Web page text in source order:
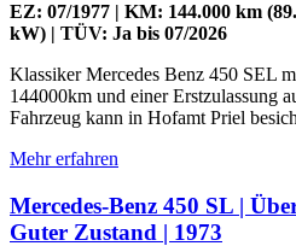
EZ: 07/1977 | KM: 144.000 km
kW) | TÜV: Ja bis 07/2026
Klassiker Mercedes Benz 450 SEL
144000km und einer Erstzulassung
Fahrzeug kann in Hofamt Priel
Mehr erfahren
Mercedes-Benz 450 SL |
Guter Zustand | 1973